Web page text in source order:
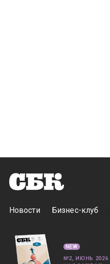
Новости Бизнес-клуб
NEW
№2, ИЮНЬ 2026